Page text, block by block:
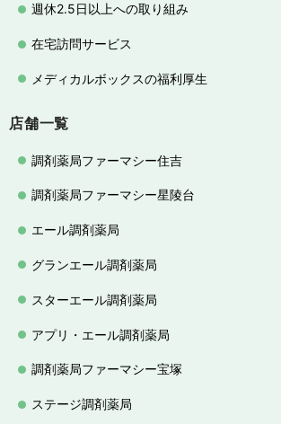
週休2.5日以上への取り組み
在宅訪問サービス
メディカルボックスの福利厚生
店舗一覧
調剤薬局ファーマシー住吉
調剤薬局ファーマシー星陵台
エール調剤薬局
グランエール調剤薬局
スターエール調剤薬局
アプリ・エール調剤薬局
調剤薬局ファーマシー宝塚
ステージ調剤薬局